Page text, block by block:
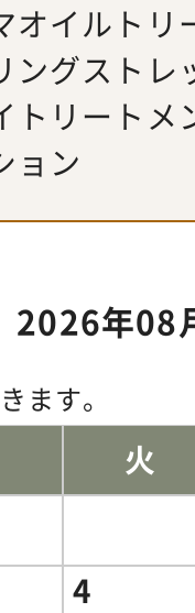
オイルトリ
ングストレ
トリートメ
ョン
ます。
2026年08
火
4